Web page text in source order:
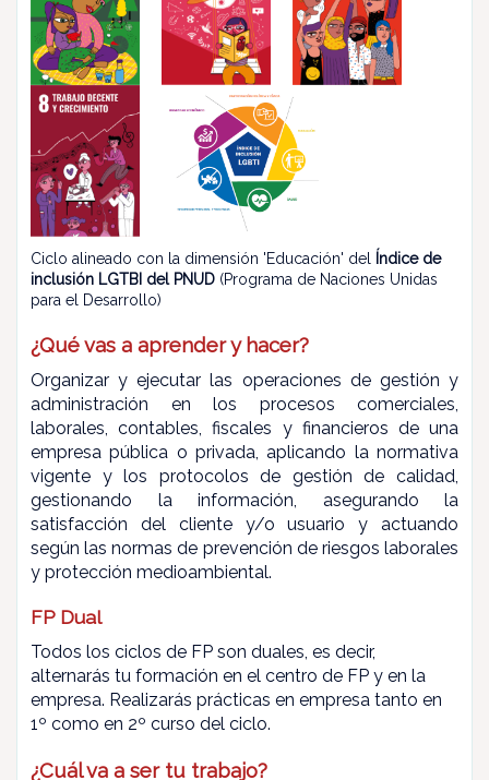
Ciclo alineado con la dimensión 'Educación' del
Índice de
inclusión LGTBI del PNUD (Programa de Naciones Unidas
para el Desarrollo)
¿Qué vas a aprender y hacer?
Organizar y ejecutar las operaciones de gestión y
administración en los procesos comerciales,
laborales, contables, fiscales y financieros de una
empresa pública o privada, aplicando la normativa
vigente y los protocolos de gestión de calidad,
gestionando la información, asegurando la
satisfacción del cliente y/o usuario y actuando
según las normas de prevención de riesgos laborales
y protección medioambiental.
FP Dual
Todos los ciclos de FP son duales, es decir,
alternarás tu formación en el centro de FP y en la
empresa. Realizarás prácticas en empresa tanto en
1º como en 2º curso del ciclo.
¿Cuál va a ser tu trabajo?